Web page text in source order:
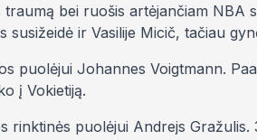
bei ruošis artėjančiam NBA
susižeidė ir Vasilije Micič, tačiau
puolėjui Johannes Voigtmann.
į Vokietiją.
rinktinės puolėjui Andrejs